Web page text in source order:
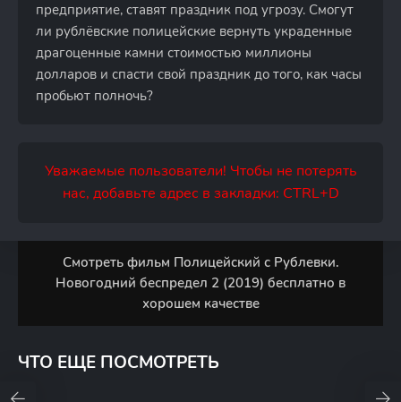
предприятие, ставят праздник под угрозу. Смогут
ли рублёвские полицейские вернуть украденные
драгоценные камни стоимостью миллионы
долларов и спасти свой праздник до того, как часы
пробьют полночь?
Уважаемые пользователи! Чтобы не потерять
нас, добавьте адрес в закладки: CTRL+D
Смотреть фильм Полицейский с Рублевки.
Новогодний беспредел 2 (2019) бесплатно в
хорошем качестве
ЧТО ЕЩЕ ПОСМОТРЕТЬ